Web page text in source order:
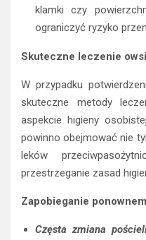
klamki czy
ograniczyć ryzyko
Skuteczne leczenie
W przypadku
skuteczne metody
aspekcie higieny
powinno obejmować nie
leków
przestrzeganie zasad
Zapobieganie
Częsta zmiana